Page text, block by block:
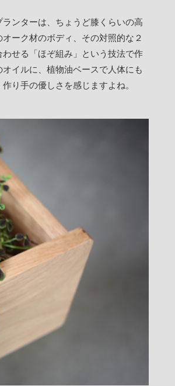
ンターは、ちょうど膝くらいの高
ーク材のボディ、その対照的な２
せる「ほぞ組み」という技法で作
イルに、植物油ベースで人体にも
り手の優しさを感じますよね。